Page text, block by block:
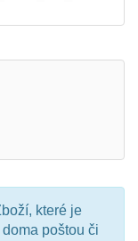
které je
poštou či